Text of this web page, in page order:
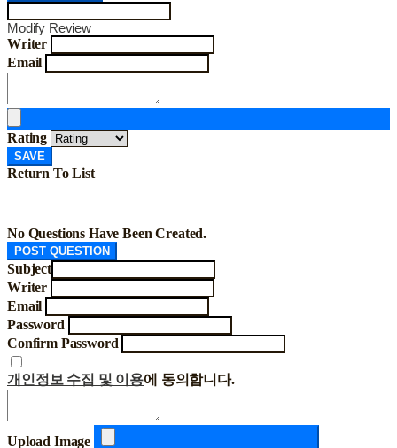
Modify Review
Writer
Email
Rating
SAVE
Return To List
No Questions Have Been Created.
POST QUESTION
Subject
Writer
Email
Password
Confirm Password
개인정보 수집 및 이용에 동의합니다.
Upload Image